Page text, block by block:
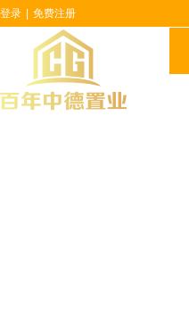
登录 免费注册